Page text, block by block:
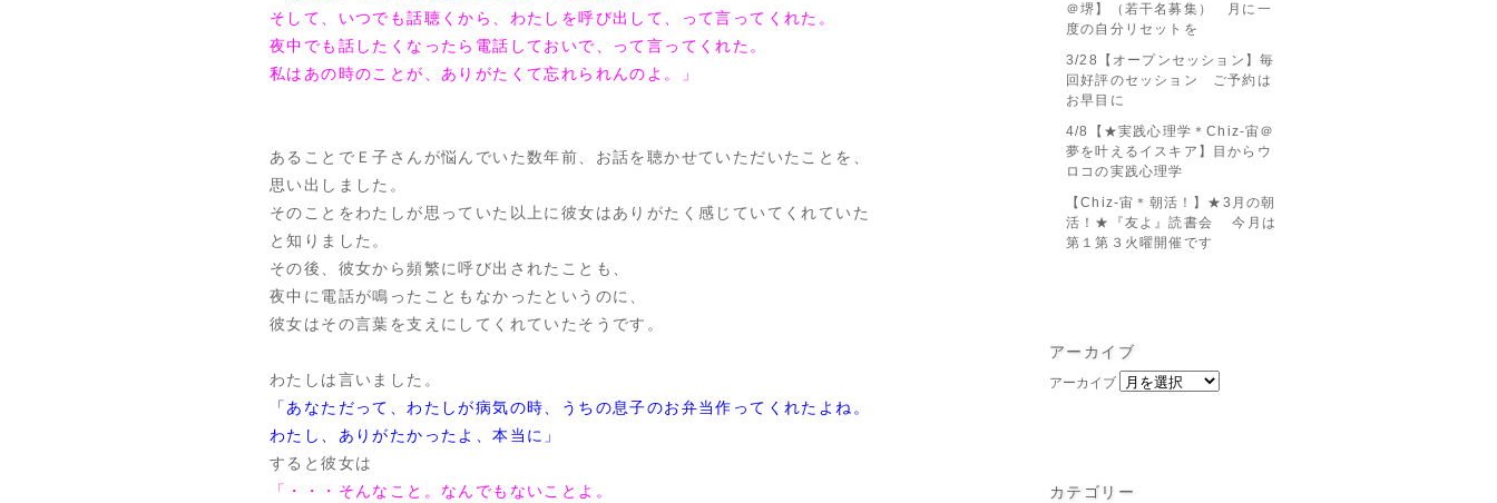
そして、いつでも話聴くから、わたしを呼び出して、って言ってくれた。
夜中でも話したくなったら電話しておいで、って言ってくれた。
私はあの時のことが、ありがたくて忘れられんのよ。」
あることでＥ子さんが悩んでいた数年前、お話を聴かせていただいたことを、
思い出しました。
そのことをわたしが思っていた以上に彼女はありがたく感じていてくれていた
と知りました。
その後、彼女から頻繁に呼び出されたことも、
夜中に電話が鳴ったこともなかったというのに、
彼女はその言葉を支えにしてくれていたそうです。
わたしは言いました。
「あなただって、わたしが病気の時、うちの息子のお弁当作ってくれたよね。
わたし、ありがたかったよ、本当に」
すると彼女は
「・・・そんなこと。なんでもないことよ。
＠堺】（若干名募集） 月に一
度の自分リセットを
3/28【オープンセッション】毎
回好評のセッション ご予約は
お早目に
4/8【★実践心理学＊Chiz-宙＠
夢を叶えるイスキア】目からウ
ロコの実践心理学
【Chiz-宙＊朝活！】★3月の朝
活！★『友よ』読書会 今月は
第１第３火曜開催です
アーカイブ
アーカイブ
カテゴリー